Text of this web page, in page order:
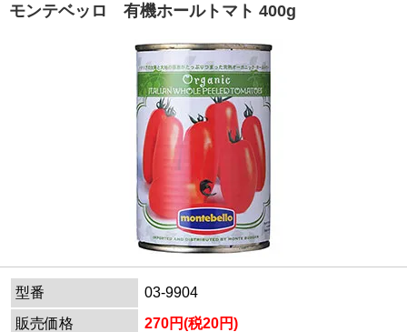
モンテベッロ 有機ホールトマト 400g
型番
03-9904
販売価格
270円(税20円)